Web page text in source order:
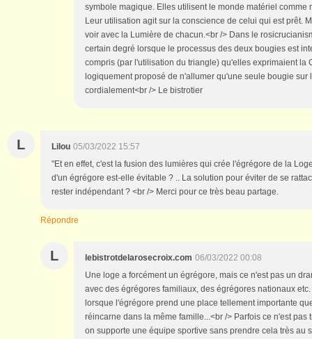
symbole magique. Elles utilisent le monde matériel comme
Leur utilisation agit sur la conscience de celui qui est prêt.
voir avec la Lumière de chacun.<br /> Dans le
certain degré lorsque le processus des deux bougies est
compris (par l'utilisation du triangle) qu'elles exprimaient la
logiquement proposé de n'allumer qu'une seule bougie sur
cordialement<br /> Le bistrotier
L Lilou 05/03/2022 15:57
"Et en effet, c'est la fusion des lumières qui crée l'égrégore de la
d'un égrégore est-elle évitable ? .. La solution pour éviter de se
rester indépendant ? <br /> Merci pour ce très beau partage.
Répondre
L lebistrotdelarosecroix.com 06/03/2022 00:08
Une loge a forcément un égrégore, mais ce n'est pas un
avec des égrégores familiaux, des égrégores nationaux
lorsque l'égrégore prend une place tellement importante
réincarne dans la même famille...<br /> Parfois ce n'est pas
on supporte une équipe sportive sans prendre cela très au